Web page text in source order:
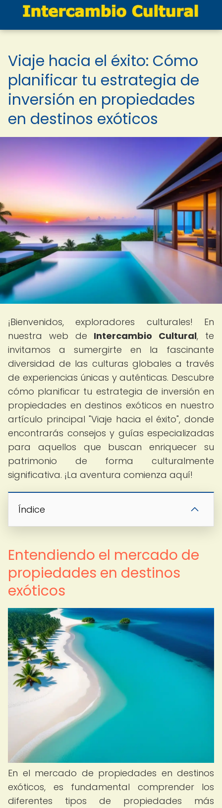
Viaje hacia el éxito: Cómo
planificar tu estrategia de
inversión en propiedades
en destinos exóticos
¡Bienvenidos, exploradores culturales! En
nuestra web de Intercambio Cultural, te
invitamos a sumergirte en la fascinante
diversidad de las culturas globales a través
de experiencias únicas y auténticas. Descubre
cómo planificar tu estrategia de inversión en
propiedades en destinos exóticos en nuestro
artículo principal "Viaje hacia el éxito", donde
encontrarás consejos y guías especializadas
para aquellos que buscan enriquecer su
patrimonio de forma culturalmente
significativa. ¡La aventura comienza aquí!
Índice
Entendiendo el mercado de
propiedades en destinos
exóticos
En el mercado de propiedades en destinos
exóticos, es fundamental comprender los
diferentes tipos de propiedades más